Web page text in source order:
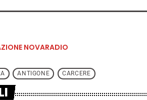
NOVARADIO
ANTIGONE CARCERE